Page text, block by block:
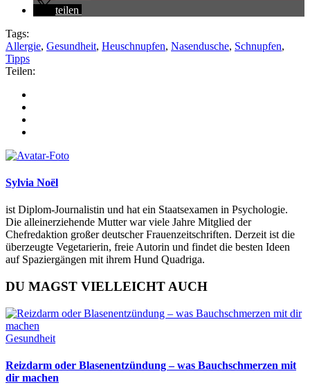
teilen
Tags:
Allergie, Gesundheit, Heuschnupfen, Nasendusche, Schnupfen,
Tipps
Teilen:
Sylvia Noël
ist Diplom-Journalistin und hat ein Staatsexamen in Psychologie.
Die alleinerziehende Mutter war viele Jahre Mitglied der
Chefredaktion großer deutscher Frauenzeitschriften. Derzeit ist die
überzeugte Vegetarierin, freie Autorin und findet die besten Ideen
auf Spaziergängen mit ihrem Hund Quadriga.
DU MAGST VIELLEICHT AUCH
Gesundheit
Reizdarm oder Blasenentzündung – was Bauchschmerzen mit
dir machen